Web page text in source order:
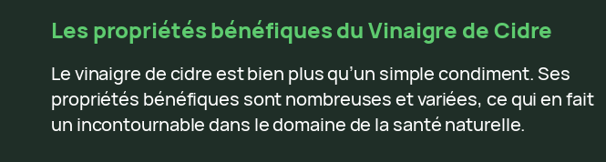
Les propriétés bénéfiques du Vinaigre de Cidre
Le vinaigre de cidre est bien plus qu’un simple condiment. Ses
propriétés bénéfiques sont nombreuses et variées, ce qui en fait
un incontournable dans le domaine de la santé naturelle.